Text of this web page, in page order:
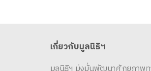
เกี่ยวกับมูลนิธิฯ